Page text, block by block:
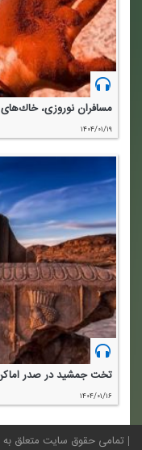
مسافران نوروزی، خاك‌های
۱۴۰۴/۰۱/۱۹
تخت جمشید در صدر اماكن
۱۴۰۴/۰۱/۱۶
تمامی حقوق سایت متعلق